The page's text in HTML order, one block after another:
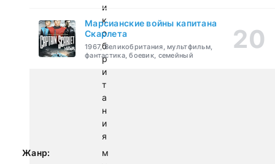
и
к
о
б
р
и
т
а
н
и
я
Жанр:
м
Марсианские войны капитана
Скарлета
1967, Великобритания, мультфильм,
фантастика, боевик, семейный